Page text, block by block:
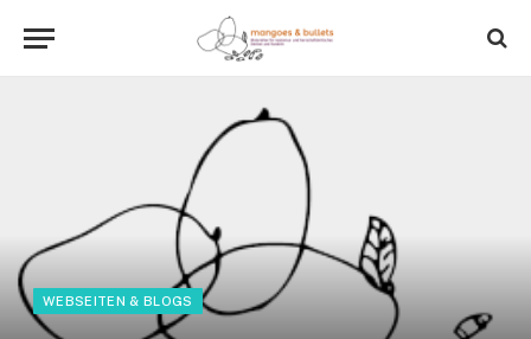
WEBSEITEN & BLOGS